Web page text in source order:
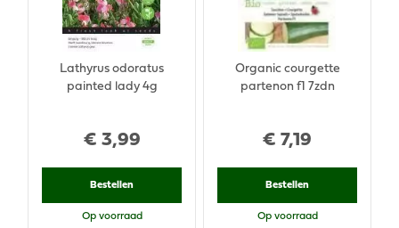
€ 3,99
Lathyrus odoratus
painted lady 4g
Bestellen
Op voorraad
€ 7,19
Organic courgette
partenon f1 7zdn
Bestellen
Op voorraad